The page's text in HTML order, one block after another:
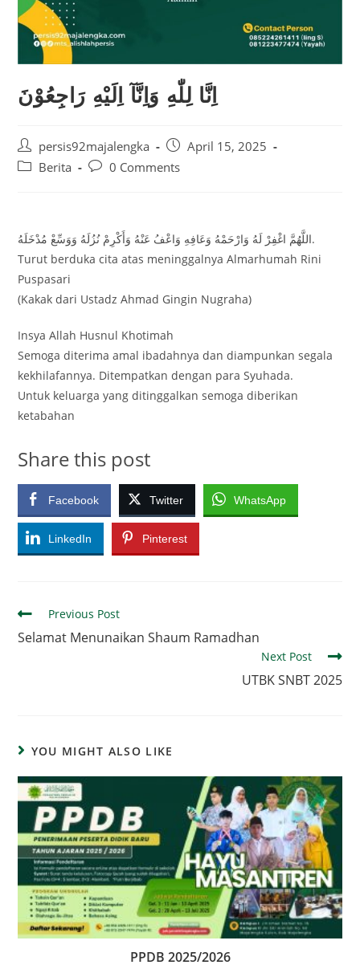
اِنَّا لِلّٰهِ وَاِنَّآ اِلَيْهِ رَاجِعُوْنَ
Post
author:
persis92majalengka
Post
published:
April 15, 2025
PostBerita
Post0 Comments
اللَّهُمَّ اغْفِرْ لَهُ وَارْحَمْهُ وَعَافِهِ وَاعْفُ عَنْهُ وَأَكْرِمْ نُزُلَهُ وَوَسِّعْ مُدْخَلَهُ.
Turut berduka cita atas meninggalnya Almarhumah Rini
Puspasari
(Kakak dari Ustadz Ahmad Gingin Nugraha)
Insya Allah Husnul Khotimah
Semoga diterima amal ibadahnya dan diampunkan segala
kekhilafannya. Ditempatkan dengan para Syuhada.
Untuk keluarga yang ditinggalkan semoga diberikan
ketabahan
Share this post
Facebook Twitter WhatsApp
LinkedIn Pinterest
Read
more
articles
Previous Post
Selamat Menunaikan Shaum Ramadhan
Next Post
UTBK SNBT 2025
YOU MIGHT ALSO LIKE
PPDB 2025/2026